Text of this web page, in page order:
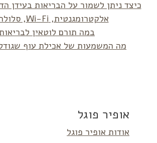
כיצד ניתן לשמור על הבריאות בעידן
אלקטרומגנטית, Wi-Fi, סלולר ועוד
במה תורם לוטאין
מה המשמעות של אכילת עוף
אופיר פוגל
אודות אופיר פוגל